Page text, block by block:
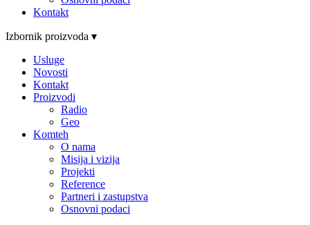
Kontakt
Izbornik proizvoda ▾
Usluge
Novosti
Kontakt
Proizvodi
Radio
Geo
Komteh
O nama
Misija i vizija
Projekti
Reference
Partneri i zastupstva
Osnovni podaci